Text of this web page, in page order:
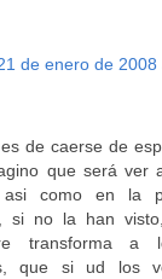
de enero de 2008
de caerse de
que será ver
asi como en la
si no la han
transforma a
que si ud los